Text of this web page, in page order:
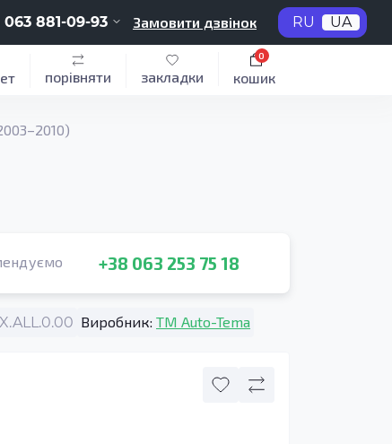
063 881-09-93 Замовити дзвінок RU UA
порівняти закладки кошик
0
+38 063 253 75 18
Виробник: TM Auto-Tema